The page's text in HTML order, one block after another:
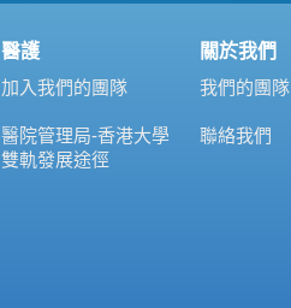
醫護
加入我們的團隊
醫院管理局-香港大學
雙軌發展途徑
關於我們
我們的團隊
聯絡我們